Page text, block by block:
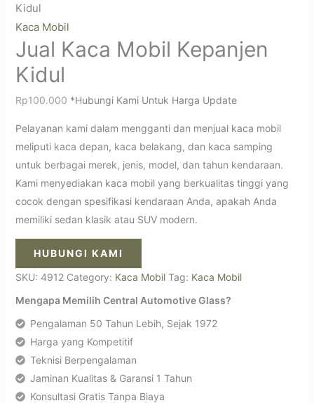
Kidul
Kaca Mobil
Jual Kaca Mobil Kepanjen
Kidul
Rp100.000 *Hubungi Kami Untuk Harga Update
Pelayanan kami dalam mengganti dan menjual kaca mobil
meliputi kaca depan, kaca belakang, dan kaca samping
untuk berbagai merek, jenis, model, dan tahun kendaraan.
Kami menyediakan kaca mobil yang berkualitas tinggi yang
cocok dengan spesifikasi kendaraan Anda, apakah Anda
memiliki sedan klasik atau SUV modern.
HUBUNGI KAMI
SKU: 4912 Category: Kaca Mobil Tag: Kaca Mobil
Mengapa Memilih Central Automotive Glass?
Pengalaman 50 Tahun Lebih, Sejak 1972
Harga yang Kompetitif
Teknisi Berpengalaman
Jaminan Kualitas & Garansi 1 Tahun
Konsultasi Gratis Tanpa Biaya